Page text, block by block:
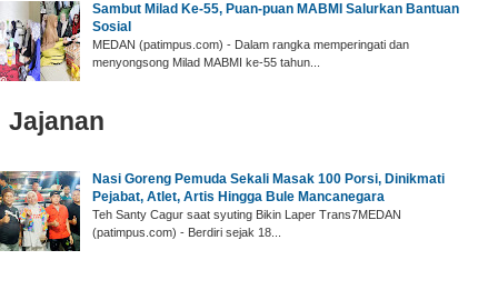
‎Sambut Milad Ke-55, Puan-puan MABMI Salurkan Bantuan
Sosial
‎MEDAN (patimpus.com) - Dalam rangka memperingati dan
menyongsong Milad MABMI ke-55 tahun...
Jajanan
Nasi Goreng Pemuda Sekali Masak 100 Porsi, Dinikmati
Pejabat, Atlet, Artis Hingga Bule Mancanegara
Teh Santy Cagur saat syuting Bikin Laper Trans7MEDAN
(patimpus.com) - Berdiri sejak 18...